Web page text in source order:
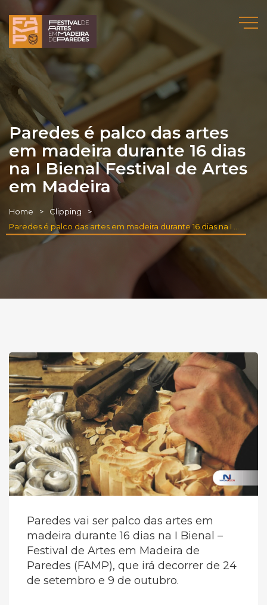
Paredes é palco das artes
em madeira durante 16 dias
na I Bienal Festival de Artes
em Madeira
Home
Clipping
Paredes vai ser palco das artes em
madeira durante 16 dias na I Bienal –
Festival de Artes em Madeira de
Paredes (FAMP), que irá decorrer de 24
de setembro e 9 de outubro.